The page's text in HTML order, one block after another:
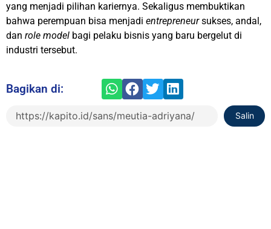
yang menjadi pilihan kariernya. Sekaligus membuktikan
bahwa perempuan bisa menjadi entrepreneursukses, andal,
dan role model bagi pelaku bisnis yang baru bergelut di
industri tersebut.
Bagikan di:
Salin